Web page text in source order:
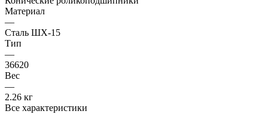
Материал
—
Сталь ШХ-15
Тип
—
36620
Вес
—
2.26 кг
Все характеристики